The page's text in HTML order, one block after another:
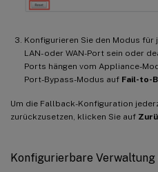
Konfigurieren Sie den Modus für
LAN- oder WAN-Port sein oder
Ports hängen vom Appliance-
Port-Bypass-Modus auf Fail-to-
Um die Fallback-Konfiguration
zurückzusetzen, klicken Sie auf
Konfigurierbare